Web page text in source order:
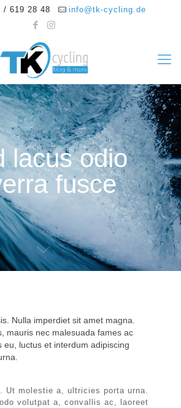
/ 619 28 48 info@tk-cycling.de
lacus odio
fusce
Nulla imperdiet sit amet magna.
mauris nec malesuada fames ac
eu, luctus et interdum adipiscing
Ut molestie a, ultricies porta urna.
volutpat a, convallis ac, laoreet